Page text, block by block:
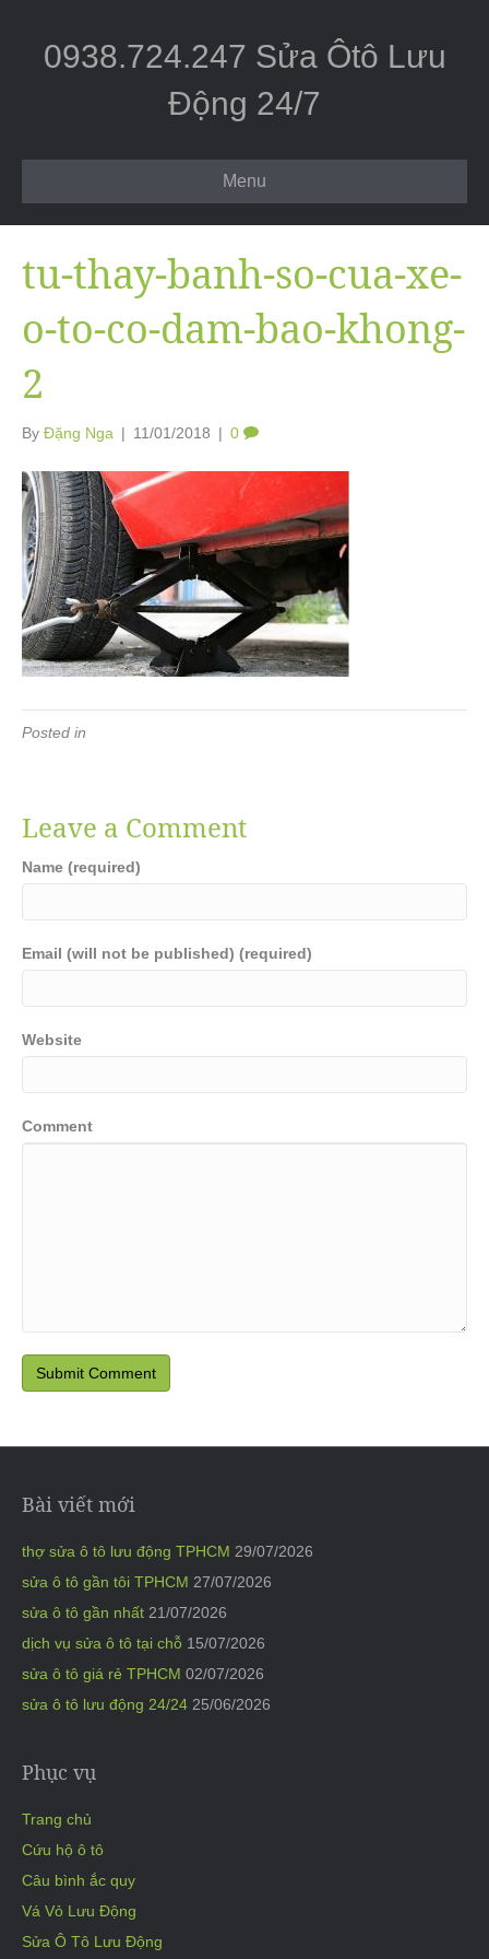
0938.724.247 Sửa Ôtô Lưu
Động 24/7
Menu
tu-thay-banh-so-cua-xe-
o-to-co-dam-bao-khong-
2
By Đặng Nga | 11/01/2018 | 0
Posted in
Leave a Comment
Name (required)
Email (will not be published) (required)
Website
Comment
Bài viết mới
thợ sửa ô tô lưu động TPHCM 29/07/2026
sửa ô tô gần tôi TPHCM 27/07/2026
sửa ô tô gần nhất 21/07/2026
dịch vụ sửa ô tô tại chỗ 15/07/2026
sửa ô tô giá rẻ TPHCM 02/07/2026
sửa ô tô lưu động 24/24 25/06/2026
Phục vụ
Trang chủ
Cứu hộ ô tô
Câu bình ắc quy
Vá Vỏ Lưu Động
Sửa Ô Tô Lưu Động